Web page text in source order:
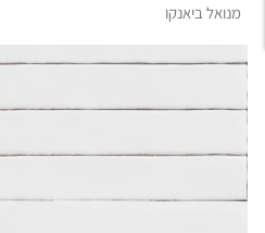
מנואל ביאנקו